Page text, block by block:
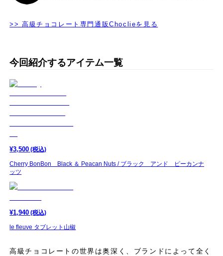
>> 高級チョコレート専門通販Choclieを見る
今回紹介するアイテム一覧
¥3,500 (税込)
Cherry BonBon Black ＆ Peacan Nuts / ブラック アンド ピーカンナ
ッツ
¥1,940 (税込)
le fleuve タブレット山椒
高級チョコレートの世界は奥深く、ブランドによって全く